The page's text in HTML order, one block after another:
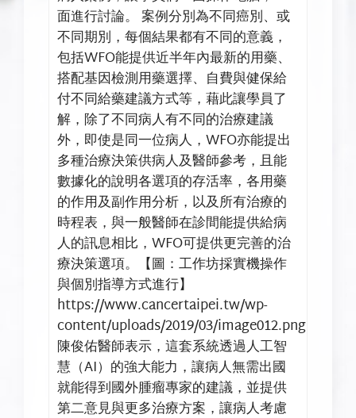
面進行討論。 案例分別為不同癌別、或
不同期別，每個結果都有不同的意義，
包括WFO能提供近半年內最新的用藥、
搭配基因檢測用藥選擇、自費與健保給
付不同給藥建議方式等，藉此讓學員了
解，除了不同病人有不同的治療建議
外，即使是同一位病人，WFO亦能提出
多種治療決策供病人及醫師參考，且能
數據化的說明各選項的存活率，各用藥
的作用及副作用分析，以及所有治療的
時程表，與一般醫師在診間能提供給病
人的訊息相比，WFO可提供更完善的治
療決策選項。【圖：工作坊採實機操作
與個別指導方式進行】
https://www.cancertaipei.tw/wp-
content/uploads/2019/03/image012.png
陳俊佑醫師表示，這套系統透過人工智
慧（AI）的強大能力，讓病人無需出國
就能得到國外腫瘤專家的建議，並提供
第二意見與更多治療方案，讓病人考慮